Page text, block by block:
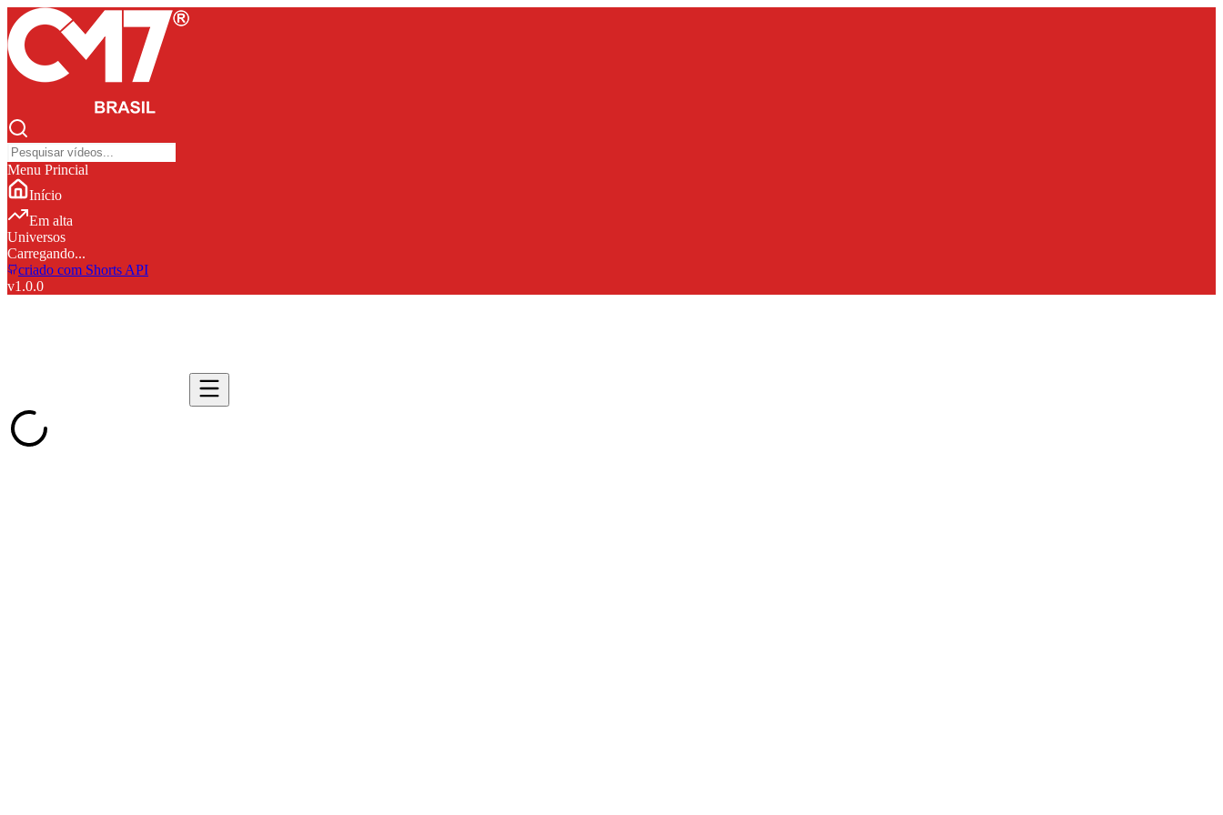
Menu Princial
Início
Em alta
Universos
Carregando...
criado com Shorts API
v1.0.0